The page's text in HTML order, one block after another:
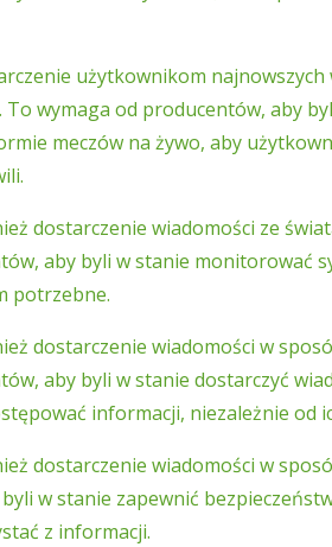
użytkownikom
To wymaga od producentów, aby
meczów na żywo, aby
dostarczenie wiadomości ze
aby byli w stanie monitorować
potrzebne.
dostarczenie wiadomości w
aby byli w stanie dostarczyć
informacji, niezależnie od
dostarczenie wiadomości w
w stanie zapewnić
z informacji.